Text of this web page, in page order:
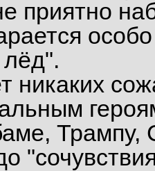
приятно
никаких
Трампу,